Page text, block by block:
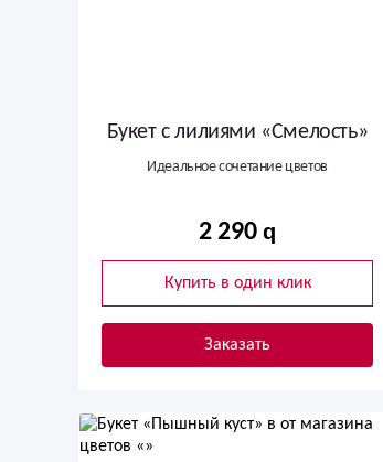
Букет с лилиями «Смелость»
Идеальное сочетание цветов
2 290
Купить в один клик
Заказать